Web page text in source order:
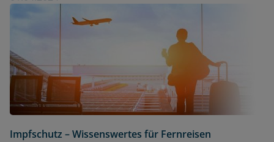
Impfschutz – Wissenswertes für Fernreisen